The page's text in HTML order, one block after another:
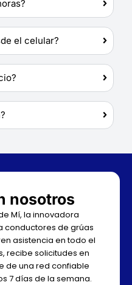
el celular?
nosotros
Mí, la innovadora
conductores de grúas
asistencia en todo el
recibe solicitudes en
de una red confiable
7 días de la semana.